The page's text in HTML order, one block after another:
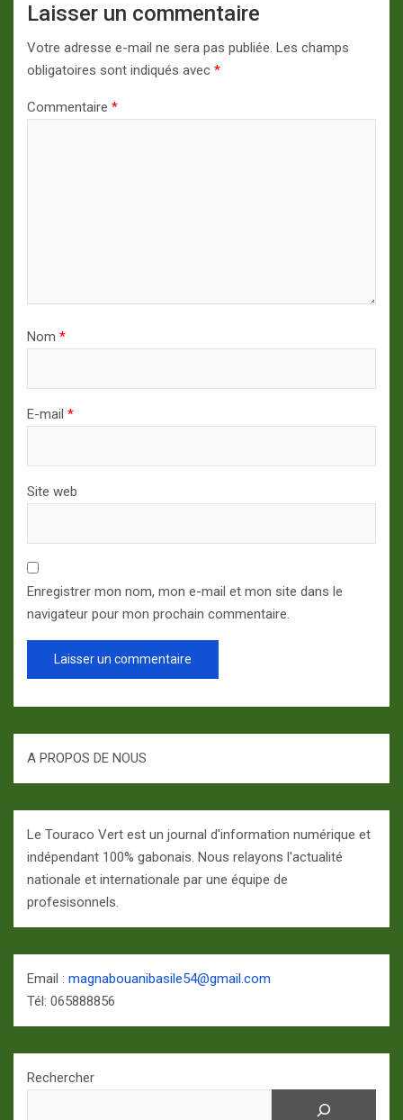
Laisser un commentaire
Votre adresse e-mail ne sera pas publiée. Les champs
obligatoires sont indiqués avec *
Commentaire *
Nom *
E-mail *
Site web
Enregistrer mon nom, mon e-mail et mon site dans le
navigateur pour mon prochain commentaire.
A PROPOS DE NOUS
Le Touraco Vert est un journal d'information numérique et
indépendant 100% gabonais. Nous relayons l'actualité
nationale et internationale par une équipe de
profesisonnels.
Email : magnabouanibasile54@gmail.com
Tél: 065888856
Rechercher